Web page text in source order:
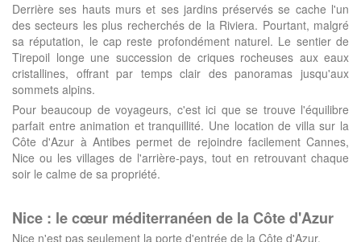
Derrière ses hauts murs et ses jardins préservés se cache l'un
des secteurs les plus recherchés de la Riviera. Pourtant, malgré
sa réputation, le cap reste profondément naturel. Le sentier de
Tirepoil longe une succession de criques rocheuses aux eaux
cristallines, offrant par temps clair des panoramas jusqu'aux
sommets alpins.
Pour beaucoup de voyageurs, c'est ici que se trouve l'équilibre
parfait entre animation et tranquillité. Une location de villa sur la
Côte d'Azur à Antibes permet de rejoindre facilement Cannes,
Nice ou les villages de l'arrière-pays, tout en retrouvant chaque
soir le calme de sa propriété.
Nice : le cœur méditerranéen de la Côte d'Azur
Nice n'est pas seulement la porte d'entrée de la Côte d'Azur.